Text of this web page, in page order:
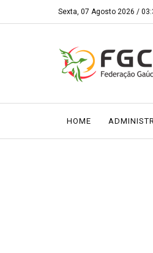
Sexta, 07 Agosto 2026 /
HOME